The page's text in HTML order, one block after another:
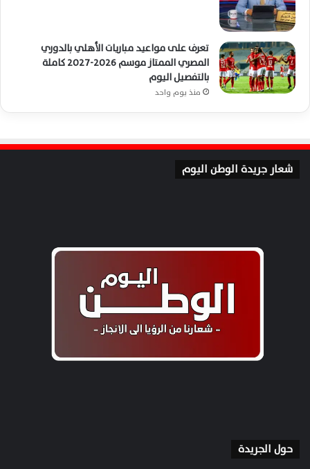
تعرف على مواعيد مباريات الأهلي بالدوري
المصري الممتاز موسم 2026-2027 كاملة
بالتفصيل اليوم
منذ يوم واحد
شعار جريدة الوطن اليوم
حول الجريدة